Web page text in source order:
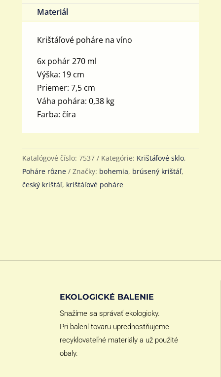
Materiál
Krištáľové poháre na víno
6x pohár 270 ml
Výška: 19 cm
Priemer: 7,5 cm
Váha pohára: 0,38 kg
Farba: číra
Katalógové číslo: 7537 Kategórie: Krištáľové sklo,
Poháre rôzne
Značky: bohemia, brúsený krištáľ,
český krištáľ, krištáľové poháre
EKOLOGICKÉ BALENIE
Snažíme sa správať ekologicky.
Pri balení tovaru uprednostňujeme
recyklovateľné materiály a už použité
obaly.